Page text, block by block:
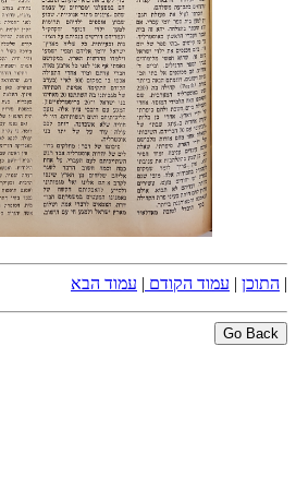
| התוכן | עמוד הקודם | עמוד הבא
Go Back